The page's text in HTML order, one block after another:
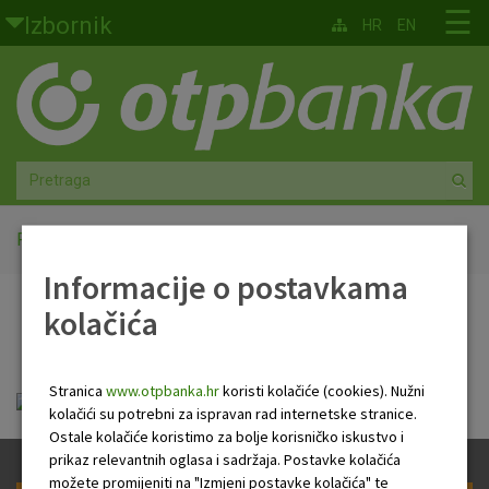
Skoči na glavni sadržaj
Izbornik
Građani
Privatno bankarstvo
Agro
Mala poduzeća i obrtnici
Srednja i velika poduzeća
Faktoring
O nama
☰
HR EN
Početna
PB Newsletter
Tjedni newsletter 27.07.2023..pdf
Informacije o postavkama
kolačića
Stranica www.otpbanka.hrkoristi kolačiće (cookies). Nužni
kolačići su potrebni za ispravan rad internetske stranice.
Ostale kolačiće koristimo za bolje korisničko iskustvo i
prikaz relevantnih oglasa i sadržaja. Postavke kolačića
možete promijeniti na "Izmjeni postavke kolačića" te